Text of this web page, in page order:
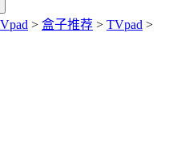
> 盒子推荐 > TVpad >